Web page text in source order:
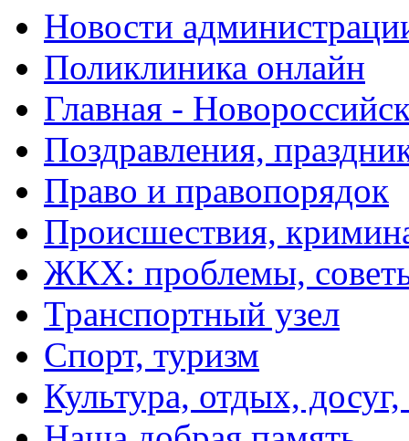
Новости
Поликлиника онлайн
Главная -
Поздравления,
Право и правопорядок
Происшествия,
ЖКХ: проблемы,
Транспортный узел
Спорт, туризм
Культура, отдых,